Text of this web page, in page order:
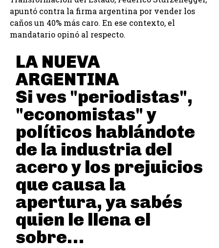
apuntó contra la firma argentina por vender los
caños un 40% más caro. En ese contexto, el
mandatario opinó al respecto.
LA NUEVA
ARGENTINA
Si ves "periodistas",
"economistas" y
políticos hablándote
de la industria del
acero y los prejuicios
que causa la
apertura, ya sabés
quien le llena el
sobre…